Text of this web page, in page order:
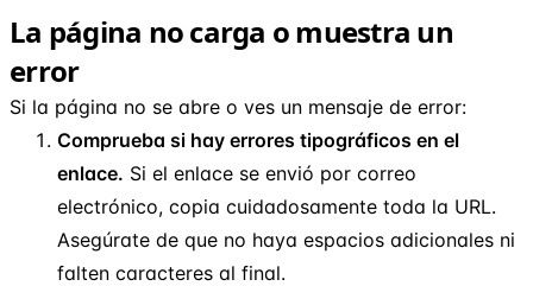
La página no carga o muestra un
error
Si la página no se abre o ves un mensaje de error:
Comprueba si hay errores tipográficos en el
enlace. Si el enlace se envió por correo
electrónico, copia cuidadosamente toda la URL.
Asegúrate de que no haya espacios adicionales ni
falten caracteres al final.